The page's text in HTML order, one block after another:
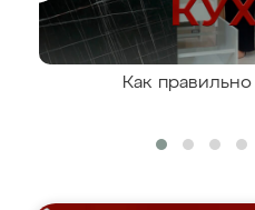
Как